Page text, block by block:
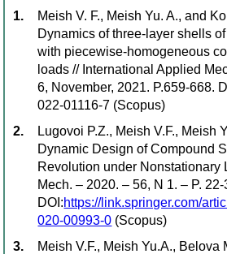
Meish V. F., Meish Yu. A., and
Dynamics of three-layer shells
with piecewise-homogeneous
loads // International Applied
6, November, 2021. P.659-668.
022-01116-7 (Scopus)
Lugovoi P.Z., Meish V.F., Meish
Dynamic Design of Compound
Revolution under Nonstationary
Mech. – 2020. – 56, N 1. – P. 22-
DOI:https://link.springer.com/
020-00993-0 (Scopus)
Meish V.F., Meish Yu.A.,